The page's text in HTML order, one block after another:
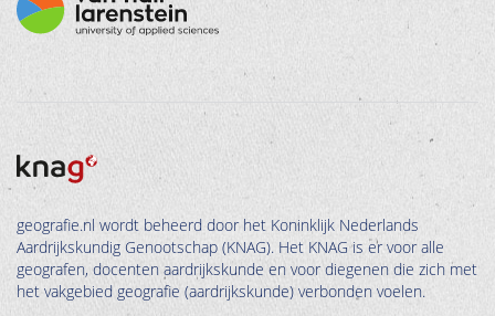
geografie.nl wordt beheerd door het Koninklijk Nederlands
Aardrijkskundig Genootschap (KNAG). Het KNAG is er voor alle
geografen, docenten aardrijkskunde en voor diegenen die zich met
het vakgebied geografie (aardrijkskunde) verbonden voelen.